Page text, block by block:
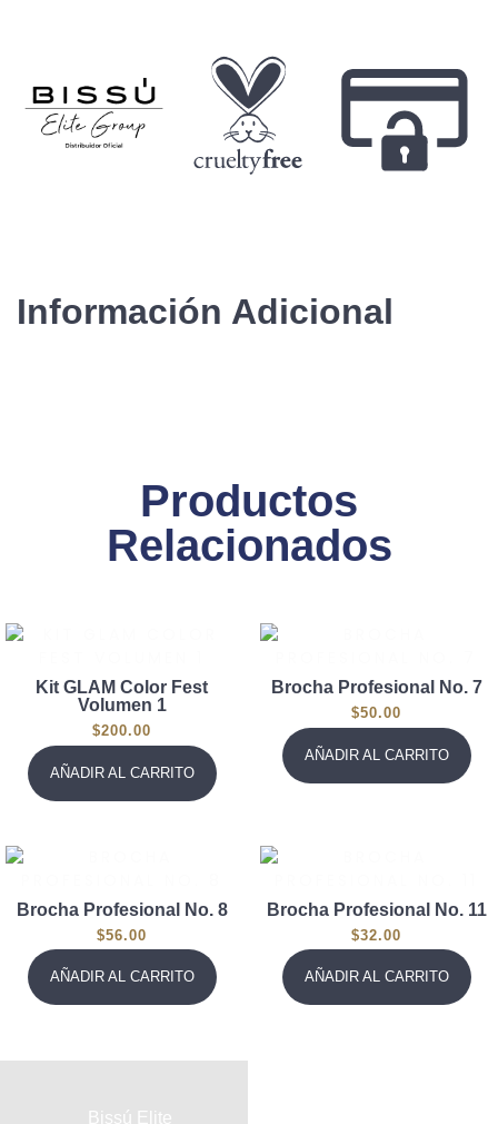
Información Adicional
Productos
Relacionados
Kit GLAM Color Fest
Volumen 1
$200.00
AÑADIR AL CARRITO
Brocha Profesional No. 7
$50.00
AÑADIR AL CARRITO
Brocha Profesional No. 8
$56.00
AÑADIR AL CARRITO
Brocha Profesional No. 11
$32.00
AÑADIR AL CARRITO
Bissú Elite